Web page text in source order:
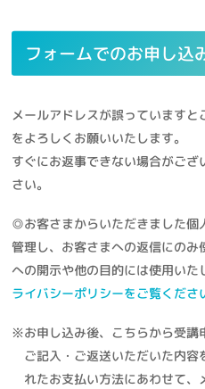
フォームでのお申し込
メールアドレスが誤っています
をよろしくお願いいたします。
すぐにお返事できない場合がご
さい。
◎お客さまからいただきました個
管理し、お客さまへの返信にの
への開示や他の目的には使用いた
ライバシーポリシーをご覧くださ
※お申し込み後、こちらから受講
ご記入・ご返送いただいた内
れたお支払い方法にあわせて、